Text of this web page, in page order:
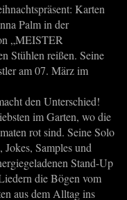
Karten
Palm in der
„MEISTER
Stühlen reißen. Seine
am 07. März im
den Unterschied!
im Garten, wo die
rot sind. Seine Solo
Samples und
Stand-Up
die Bögen vom
aus dem Alltag ins